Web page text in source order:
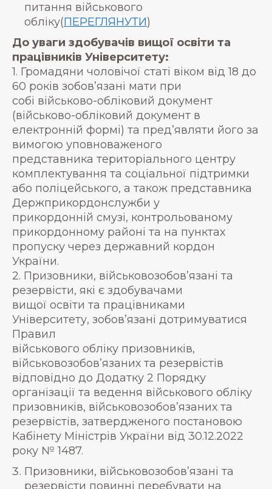
питання військового
обліку(ПЕРЕГЛЯНУТИ)
До уваги здобувачів вищої освіти та
працівників Університету:
1. Громадяни чоловічої статі віком від 18 до
60 років зобов’язані мати при
собі військово-обліковий документ
(військово-обліковий документ в
електронній формі) та пред’являти його за
вимогою уповноваженого
представника територіального центру
комплектування та соціальної підтримки
або поліцейського, а також представника
Держприкордонслужби у
прикордонній смузі, контрольованому
прикордонному районі та на пунктах
пропуску через державний кордон
України.
2. Призовники, військовозобов’язані та
резервісти, які є здобувачами
вищої освіти та працівниками
Університету, зобов’язані дотримуватися
Правил
військового обліку призовників,
військовозобов’язаних та резервістів
відповідно до Додатку 2 Порядку
організації та ведення військового обліку
призовників, військовозобов’язаних та
резервістів, затвердженого постановою
Кабінету Міністрів України від 30.12.2022
року № 1487.
Призовники, військовозобов’язані та
резервісти повинні перебувати на